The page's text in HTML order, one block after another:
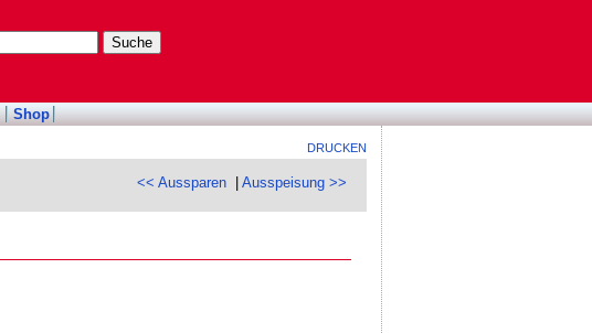
Shop
DRUCKEN
<< Aussparen |Ausspeisung >>